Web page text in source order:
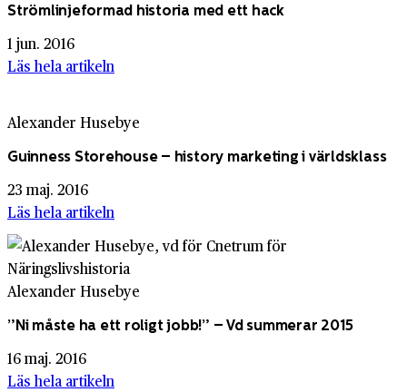
Strömlinjeformad historia med ett hack
1 jun. 2016
Läs hela artikeln
Alexander Husebye
Guinness Storehouse – history marketing i världsklass
23 maj. 2016
Läs hela artikeln
Alexander Husebye
”Ni måste ha ett roligt jobb!” – Vd summerar 2015
16 maj. 2016
Läs hela artikeln